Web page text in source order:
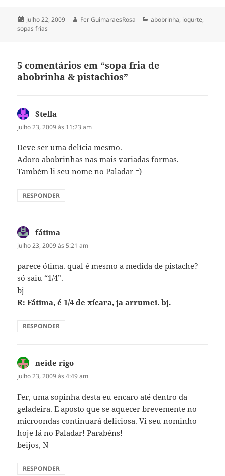
Publicado
em
julho 22, 2009 Autor
Fer GuimaraesRosa Categorias
abobrinha, iogurte,
sopas frias
5 comentários em “sopa fria de
abobrinha & pistachios”
Stella
julho 23, 2009 às 11:23 am
Deve ser uma delícia mesmo.
Adoro abobrinhas nas mais variadas formas.
Também li seu nome no Paladar =)
RESPONDER
fátima
julho 23, 2009 às 5:21 am
parece ótima. qual é mesmo a medida de pistache?
só saiu “1/4”.
bj
R: Fátima, é 1/4 de xícara, ja arrumei. bj.
RESPONDER
neide rigo
julho 23, 2009 às 4:49 am
Fer, uma sopinha desta eu encaro até dentro da
geladeira. E aposto que se aquecer brevemente no
microondas continuará deliciosa. Vi seu nominho
hoje lá no Paladar! Parabéns!
beijos, N
RESPONDER